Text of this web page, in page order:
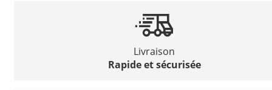
Livraison
Rapide et sécurisée